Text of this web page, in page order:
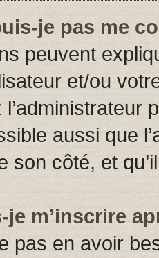
je pas me
peuvent
et/ou
aussi que
son côté, et
m’inscrire
pas en avoir